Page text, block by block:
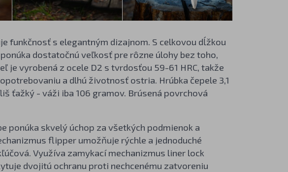
funkčnosť s elegantným dizajnom. S celkovou dĺžkou
dostatočnú veľkosť pre rôzne úlohy bez toho,
je vyrobená z ocele D2 s tvrdosťou 59-61 HRC, takže
a dlhú životnosť ostria. Hrúbka čepele 3,1
ťažký - váži iba 106 gramov. Brúsená povrchová
ponúka skvelý úchop za všetkých podmienok a
flipper umožňuje rýchle a jednoduché
Využíva zamykací mechanizmus liner lock
dvojitú ochranu proti nechcenému zatvoreniu